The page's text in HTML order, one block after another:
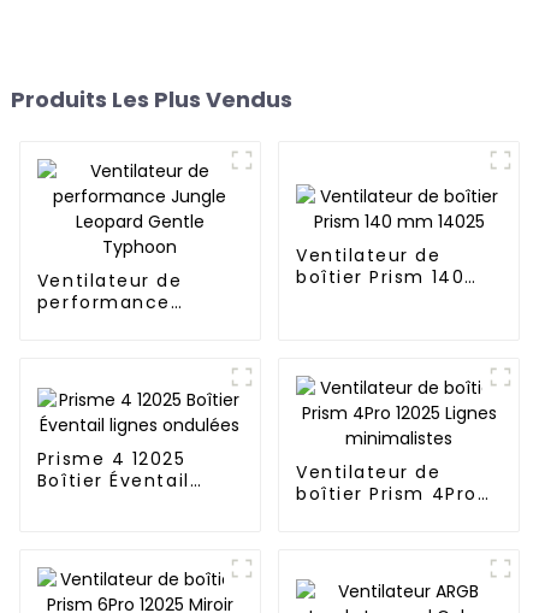
Produits Les Plus Vendus
Ventilateur de
performance
Ventilateur de
boîtier Prism 140
Prisme 4 12025
Boîtier Éventail
Ventilateur de
boîtier Prism 4Pro